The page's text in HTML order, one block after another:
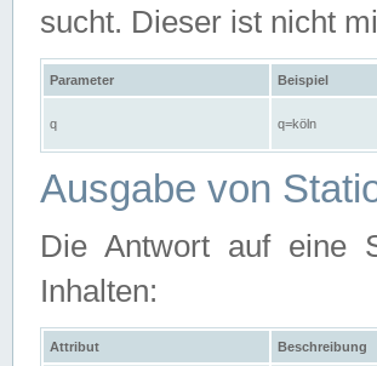
sucht. Dieser ist nicht
Parameter Beispiel
q q=köln
Ausgabe von
Die Antwort auf eine
Inhalten:
Attribut Beschreibung